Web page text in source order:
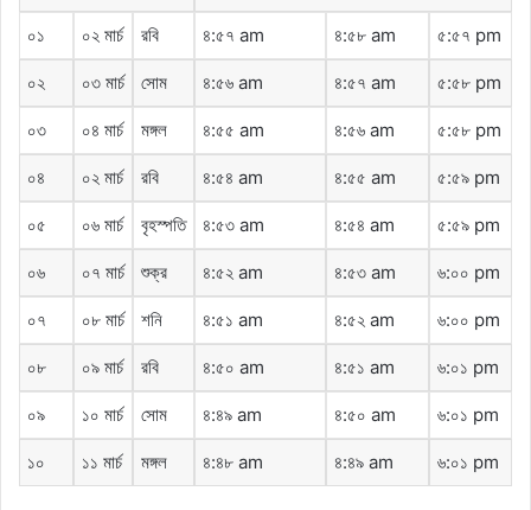
০১ ০২ মার্চ রবি ৪:৫৭ am ৪:৫৮ am ৫:৫৭ pm
০২ ০৩ মার্চ সোম ৪:৫৬ am ৪:৫৭ am ৫:৫৮ pm
০৩ ০৪ মার্চ মঙ্গল ৪:৫৫ am ৪:৫৬ am ৫:৫৮ pm
০৪ ০২ মার্চ রবি ৪:৫৪ am ৪:৫৫ am ৫:৫৯ pm
০৫ ০৬ মার্চ বৃহস্পতি ৪:৫৩ am ৪:৫৪ am ৫:৫৯ pm
০৬ ০৭ মার্চ শুক্র ৪:৫২ am ৪:৫৩ am ৬:০০ pm
০৭ ০৮ মার্চ শনি ৪:৫১ am ৪:৫২ am ৬:০০ pm
০৮ ০৯ মার্চ রবি ৪:৫০ am ৪:৫১ am ৬:০১ pm
০৯ ১০ মার্চ সোম ৪:৪৯ am ৪:৫০ am ৬:০১ pm
১০ ১১ মার্চ মঙ্গল ৪:৪৮ am ৪:৪৯ am ৬:০১ pm